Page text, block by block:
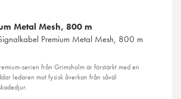
Metal Mesh, 800 m
Premium Metal Mesh, 800 m
serien från Grimsholm är förstärkt med en
ledaren mot fysisk åverkan från såväl